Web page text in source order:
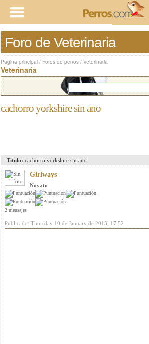
Foro de Veterinaria
Página principal / Foros de perros / Veterinaria
Veterinaria
cachorro yorkshire sin ano
Titulo: cachorro yorkshire sin ano
Girlways
Novato
2 mensajes
Publicado: Thursday 10 de January de 2013, 17:52